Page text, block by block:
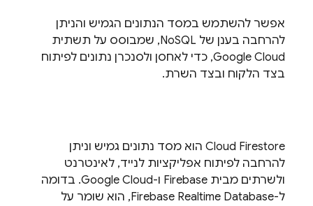
אפשר להשתמש במסד הנתונים הגמיש והניתן
להרחבה בענן של NoSQL, שמבוסס על תשתית
Google Cloud, כדי לאחסן ולסנכרן נתונים לפיתוח
בצד הלקוח ובצד השרת.
Cloud Firestore הוא מסד נתונים גמיש וניתן
להרחבה לפיתוח אפליקציות לנייד, לאינטרנט
ולשרתים מבית Firebase ו-
Google Cloud. בדומה
ל-Firebase Realtime Database, הוא שומר על